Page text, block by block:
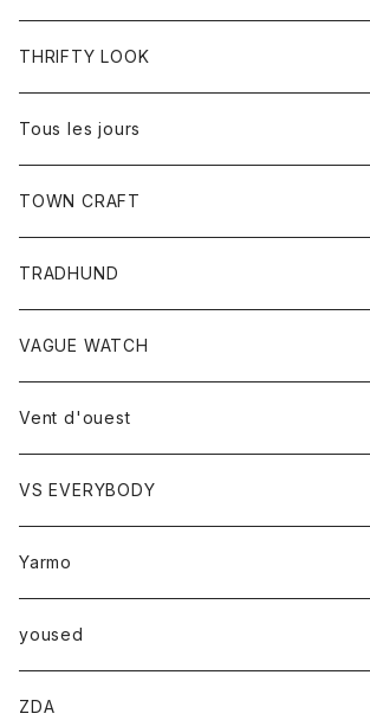
ワンピース
コート
トップス
Tシャツ
THRIFTY LOOK
Tous les jours
トップス
レディース
カットソー
TOWN CRAFT
TRADHUND
セーター
ベスト
VAGUE WATCH
時計
Vent d'ouest
ボトム
スカート
トップス
ベスト
VS EVERYBODY
トップス
Ｔシャツ
Yarmo
アウター
コート
小物
yoused
ZDA